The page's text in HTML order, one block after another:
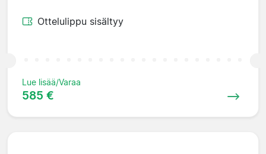
Ottelulippu sisältyy
Lue lisää/Varaa
585 €